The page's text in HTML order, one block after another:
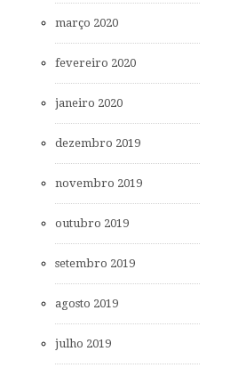
março 2020
fevereiro 2020
janeiro 2020
dezembro 2019
novembro 2019
outubro 2019
setembro 2019
agosto 2019
julho 2019